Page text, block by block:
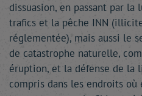
dissuasion, en passant par
trafics et la pêche INN
réglementée), mais aussi le
de catastrophe naturelle,
éruption, et la défense de la
compris dans les endroits